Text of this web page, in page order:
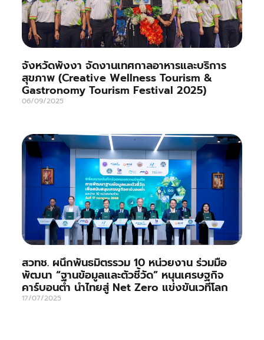
จังหวัดพังงา จัดงานเทศกาลอาหารและบริการ
สุขภาพ (Creative Wellness Tourism &
Gastronomy Tourism Festival 2025)
06/09/2025
สวทช. ผนึกพันธมิตรรวม 10 หน่วยงาน ร่วมมือ
พัฒนา “ฐานข้อมูลและตัวชี้วัด” หนุนเศรษฐกิจ
คาร์บอนต่ำ นำไทยสู่ Net Zero แข่งขันเวทีโลก
17/07/2025